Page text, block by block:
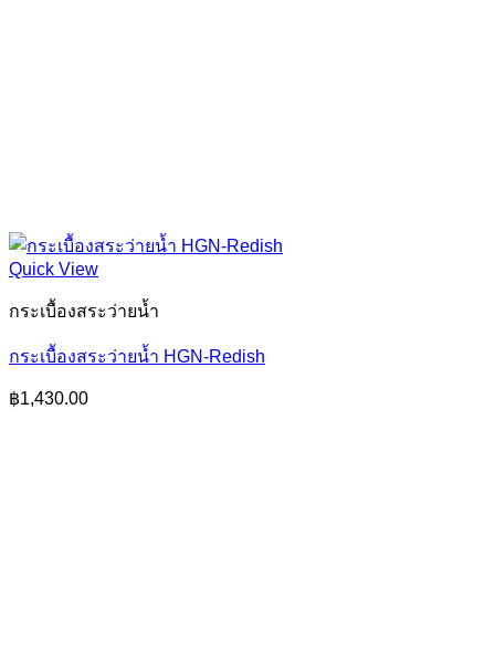
Quick View
กระเบื้องสระว่ายน้ำ
กระเบื้องสระว่ายน้ำ HGN-Redish
฿1,430.00